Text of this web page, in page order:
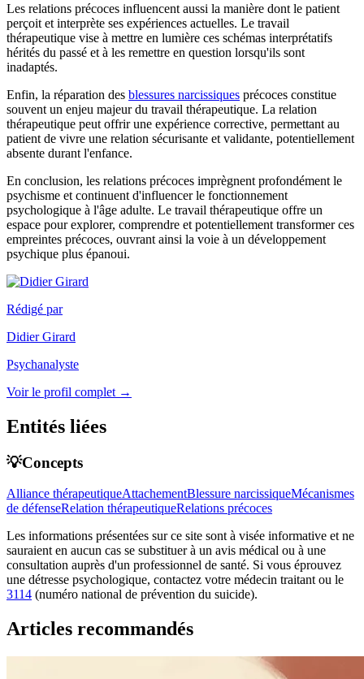
Les relations précoces influencent aussi la manière dont le patient
perçoit et interprète ses expériences actuelles. Le travail
thérapeutique vise à mettre en lumière ces schémas interprétatifs
hérités du passé et à les remettre en question lorsqu'ils sont
inadaptés.
Enfin, la réparation des blessures narcissiques précoces constitue
souvent un enjeu majeur du travail thérapeutique. La relation
thérapeutique peut offrir une expérience corrective, permettant au
patient de vivre une relation sécurisante et validante, potentiellement
absente durant l'enfance.
En conclusion, les relations précoces imprègnent profondément le
psychisme et continuent d'influencer le fonctionnement
psychologique à l'âge adulte. Le travail thérapeutique offre un
espace pour explorer, comprendre et potentiellement transformer ces
empreintes précoces, ouvrant ainsi la voie à un développement
psychique plus épanoui.
Rédigé par
Didier Girard
Psychanalyste
Voir le profil complet →
Entités liées
💡Concepts
Alliance thérapeutiqueAttachementBlessure narcissiqueMécanismes
de défenseRelation thérapeutiqueRelations précoces
Les informations présentées sur ce site sont à visée informative et ne
sauraient en aucun cas se substituer à un avis médical ou à une
consultation auprès d'un professionnel de santé. Si vous éprouvez
une détresse psychologique, contactez votre médecin traitant ou le
3114 (numéro national de prévention du suicide).
Articles recommandés